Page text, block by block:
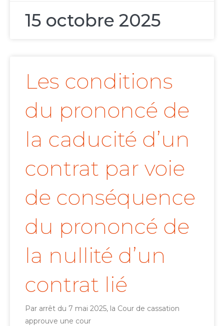
15 octobre 2025
Les conditions
du prononcé de
la caducité d’un
contrat par voie
de conséquence
du prononcé de
la nullité d’un
contrat lié
Par arrêt du 7 mai 2025, la Cour de cassation
approuve une cour